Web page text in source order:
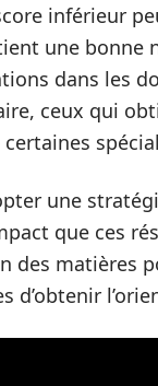
inférieur
une
dans les
ceux qui
une
que ces
des matières
d’obtenir